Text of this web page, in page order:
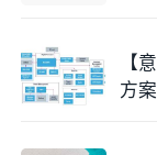
【
方案